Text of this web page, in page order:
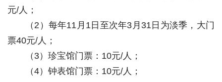
元/人；
（2）每年11月1日至次年3月31日为淡季，大门
票40元/人；
（3）珍宝馆门票：10元/人；
（4）钟表馆门票：10元/人；